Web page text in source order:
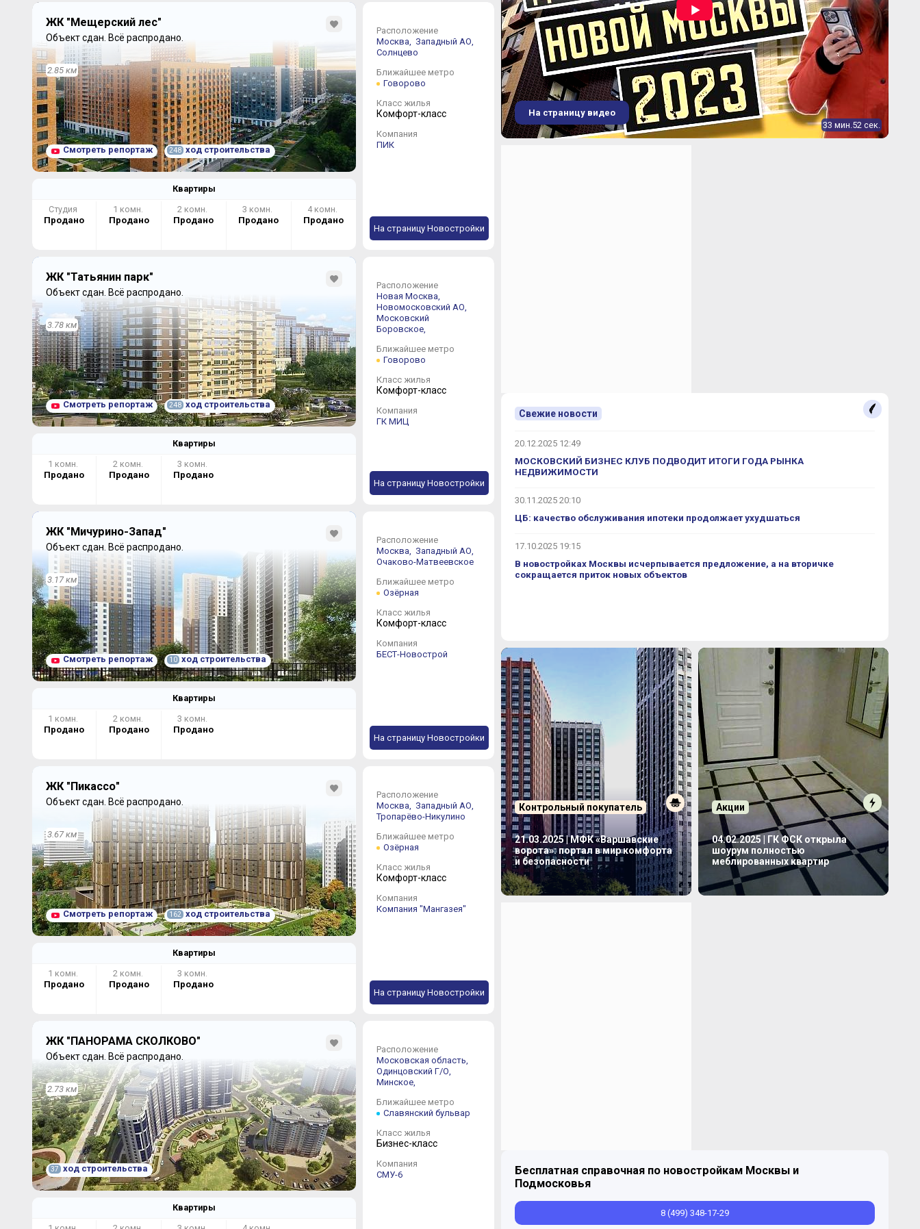
ЖК "Мещерский лес"
Объект сдан. Всё распродано.
2.85 км
Смотреть репортаж 248 ход строительства
Квартиры
Студия
Продано
1 комн.
Продано
2 комн.
Продано
3 комн.
Продано
4 комн.
Продано
Расположение
Москва, Западный АО,
Солнцево
Ближайшее метро
Говорово
Класс жилья
Комфорт-класс
Компания
ПИК
На страницу Новостройки
ЖК "Татьянин парк"
Объект сдан. Всё распродано.
3.78 км
Смотреть репортаж 248 ход строительства
Квартиры
1 комн.
Продано
2 комн.
Продано
3 комн.
Продано
Расположение
Новая Москва,
Новомосковский АО,
Московский
Боровское,
Ближайшее метро
Говорово
Класс жилья
Комфорт-класс
Компания
ГК МИЦ
На страницу Новостройки
ЖК "Мичурино-Запад"
Объект сдан. Всё распродано.
3.17 км
Смотреть репортаж 10 ход строительства
Квартиры
1 комн.
Продано
2 комн.
Продано
3 комн.
Продано
Расположение
Москва, Западный АО,
Очаково-Матвеевское
Ближайшее метро
Озёрная
Класс жилья
Комфорт-класс
Компания
БЕСТ-Новострой
На страницу Новостройки
ЖК "Пикассо"
Объект сдан. Всё распродано.
3.67 км
Смотреть репортаж 162 ход строительства
Квартиры
1 комн.
Продано
2 комн.
Продано
3 комн.
Продано
Расположение
Москва, Западный АО,
Тропарёво-Никулино
Ближайшее метро
Озёрная
Класс жилья
Комфорт-класс
Компания
Компания "Мангазея"
На страницу Новостройки
ЖК "ПАНОРАМА СКОЛКОВО"
Объект сдан. Всё распродано.
2.73 км
37 ход строительства
Квартиры
Расположение
Московская область,
Одинцовский Г/О,
Минское,
Ближайшее метро
Славянский бульвар
Класс жилья
Бизнес-класс
Компания
СМУ-6
33 мин.52 сек.
На страницу видео
Свежие новости
20.12.2025 12:49
МОСКОВСКИЙ БИЗНЕС КЛУБ ПОДВОДИТ ИТОГИ ГОДА РЫНКА
НЕДВИЖИМОСТИ
30.11.2025 20:10
ЦБ: качество обслуживания ипотеки продолжает ухудшаться
17.10.2025 19:15
В новостройках Москвы исчерпывается предложение, а на вторичке
сокращается приток новых объектов
Контрольный покупатель
21.03.2025 | МФК «Варшавские
ворота»: портал в мир комфорта
и безопасности
Акции
04.02.2025 | ГК ФСК открыла
шоурум полностью
меблированных квартир
Бесплатная справочная по новостройкам Москвы и
Подмосковья
8 (499) 348-17-29